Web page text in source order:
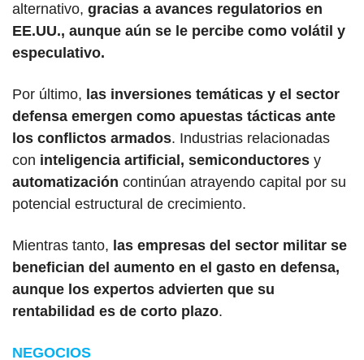
alternativo, gracias a avances regulatorios en
EE.UU., aunque aún se le percibe como volátil y
especulativo.
Por último, las inversiones temáticas y el sector
defensa emergen como apuestas tácticas ante
los conflictos armados. Industrias relacionadas
con inteligencia artificial, semiconductores
automatización continúan atrayendo capital por su
potencial estructural de crecimiento.
Mientras tanto, las empresas del sector militar se
benefician del aumento en el gasto en defensa,
aunque los expertos advierten que su
rentabilidad es de corto plazo.
NEGOCIOS